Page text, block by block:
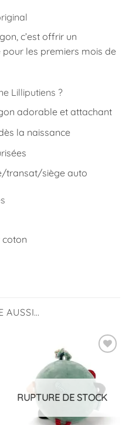
c’est offrir un
les premiers mois de
Lilliputiens ?
adorable et attachant
la naissance
transat/siège auto
coton
AUSSI…
liste
d’envies
RUPTURE DE STOCK